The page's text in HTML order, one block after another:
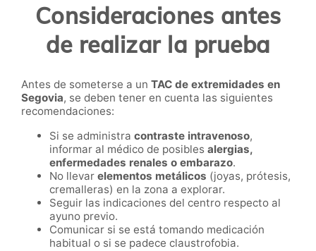
Consideraciones antes
de realizar la prueba
Antes de someterse a un TAC de extremidades en
Segovia, se deben tener en cuenta las siguientes
recomendaciones:
Si se administra contraste intravenoso,
informar al médico de posibles alergias,
enfermedades renales o embarazo.
No llevar elementos metálicos (joyas, prótesis,
cremalleras) en la zona a explorar.
Seguir las indicaciones del centro respecto al
ayuno previo.
Comunicar si se está tomando medicación
habitual o si se padece claustrofobia.